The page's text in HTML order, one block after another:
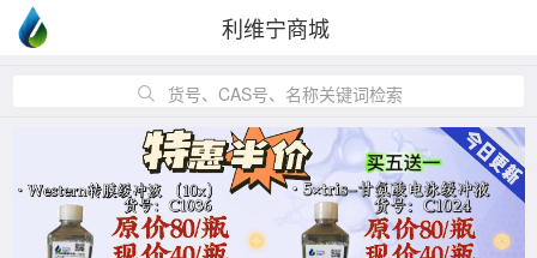
利维宁商城
货号、CAS号、名称关键词检索